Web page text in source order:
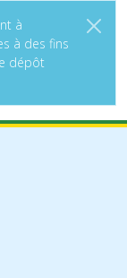
à
à des fins
dépôt